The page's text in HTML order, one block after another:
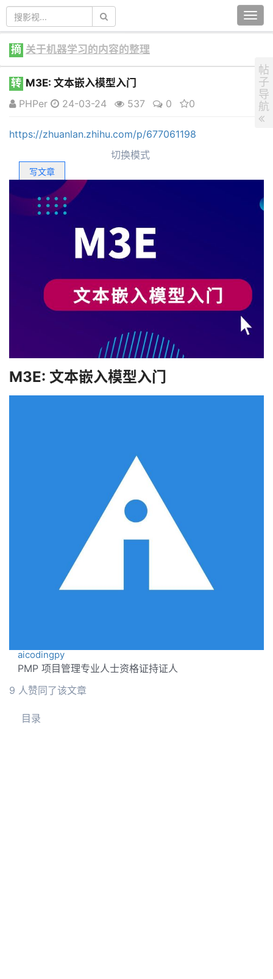
摘 关于机器学习的内容的整理
转 M3E: 文本嵌入模型入门
PHPer
24-03-24 537 0 0
https://zhuanlan.zhihu.com/p/677061198
切换模式
写文章
登录/注册
M3E: 文本嵌入模型入门
aicodingpy
PMP 项目管理专业人士资格证持证人
9 人赞同了该文章
目录
帖
子
导
航